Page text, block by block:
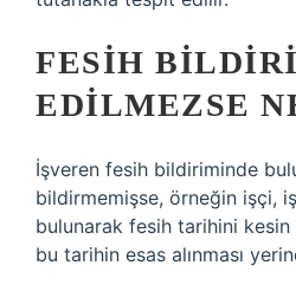
FESIH
EDILMEZSE
İşveren fesih bildiriminde
bildirmemişse, örneğin işçi,
bulunarak fesih tarihini
bu tarihin esas alınması